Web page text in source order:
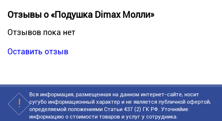
Отзывы о «Подушка Dimax Молли»
Отзывов пока нет
Оставить отзыв
Вся информация, размещенная на данном интернет-сайте, носит
сугубо информационный характер и не является публичной офертой,
определяемой положениями Статьи 437 (2) ГК РФ. Уточняйие
информацию о стоимости товаров и услуг у сотрудника.